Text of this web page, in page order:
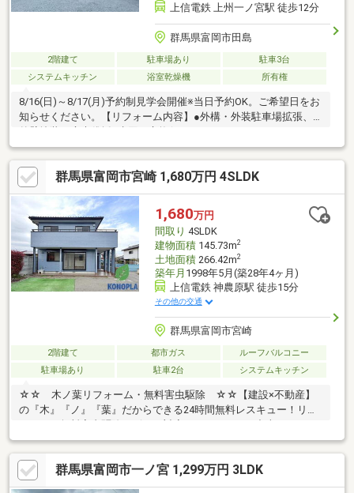
上信電鉄 上州一ノ宮駅 徒歩12分
群馬県富岡市田島
2階建て 駐車場あり
駐車3台
システムキッチン
浴室乾燥機 所有権
8/16(日)～8/17(月)予約制見学会開催※当日予約OK。ご希望日をお
知らせください。【リフォーム内容】●外構・外装駐車場拡張、
ス、トイレ、洗面化粧台)●内装玄関扉交換、室内ドア一部交換、
床材上張り、クロス張替え、畳表替え●その他設備給湯器交換、
インターホン設置、火災警報器設置、照明器具交換【おすすめポ
イント】・本物件は条件により住宅ローン減税が適用されま
す。・雨漏り、構造上主要な部分の欠陥や・腐食、給排水管の故
障や漏水についてお引渡しより２年間保証・シロアリ防除工事施
工後5年間保証・新品の照明
群馬県富岡市宮崎 1,680万円 4SLDK
1,680万円
間取り 4SLDK
建物面積145.73m2
土地面積266.42m2
築年月 1998年5月(築28年4ヶ月)
上信電鉄 神農原駅 徒歩15分
その他の交通
群馬県富岡市宮崎
2階建て 都市ガス
ルーフバルコニー
駐車場あり
駐車2台 システムキッチン
☆☆ 木ノ葉リフォーム・無料害虫駆除 ☆☆【建設×不動産】
の『木』『ノ』『葉』だからできる24時間無料レスキュー！リフ
ターサービスがついており、住んでからの安心をずっとお届けし
ます！内覧時に、無料相談・お見積りも物件ごとに作成可能！！
オウチ探しも、リフォームも一緒に相談できます！＼弊社には、
『きつね隊』・『ゴリラ隊』という無料かけつけサービスの仕組
群馬県富岡市一ノ宮 1,299万円 3LDK